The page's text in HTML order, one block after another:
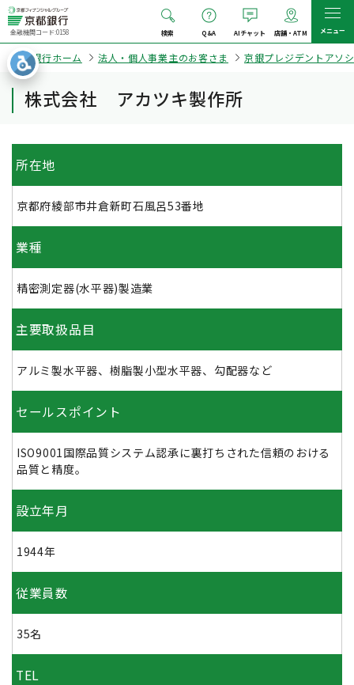
金融機関コード:0158 検索 Q&A AIチャット 店舗・ATM メニュー
京都銀行ホーム 法人・個人事業主のお客さま 京銀プレジデントアソ
株式会社 アカツキ製作所
所在地
京都府綾部市井倉新町石風呂53番地
業種
精密測定器(水平器)製造業
主要取扱品目
アルミ製水平器、樹脂製小型水平器、勾配器など
セールスポイント
ISO9001国際品質システム認承に裏打ちされた信頼のおける
品質と精度。
設立年月
1944年
従業員数
35名
TEL